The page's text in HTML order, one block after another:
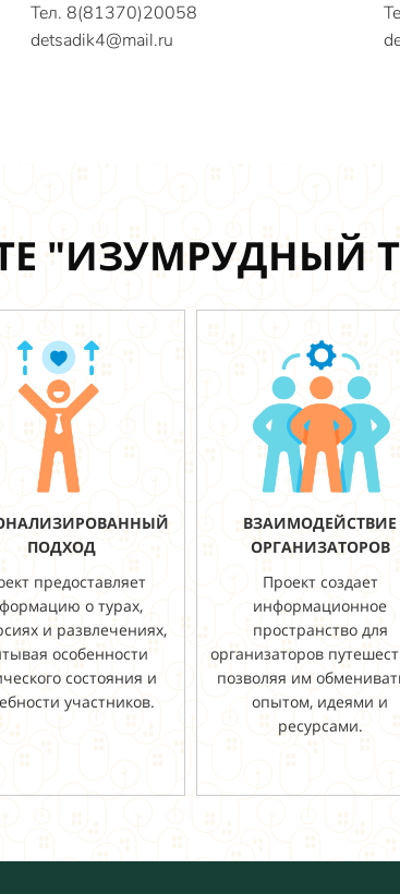
Тел. 8(81370)20058
detsadik4@mail.ru
"ИЗУМРУДНЫЙ
ПОДХОД
предоставляет
о турах,
и развлечениях,
особенности
состояния и
участников.
ВЗАИМОДЕЙСТВИЕ
ОРГАНИЗАТОРОВ
Проект создает
информационное
пространство для
организаторов
позволяя им
опытом, идеями и
ресурсами.